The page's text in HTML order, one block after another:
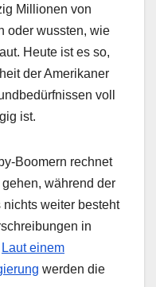
Millionen von
oder wussten, wie
Heute ist es so,
der Amerikaner
voll
ist.
Boomern rechnet
während der
weiter besteht
in
Laut einem
werden die